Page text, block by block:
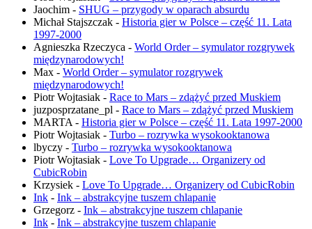
Jaochim - SHUG – przygody w oparach absurdu
Michał Stajszczak - Historia gier w Polsce – część 11. Lata
1997-2000
Agnieszka Rzeczyca - World Order – symulator rozgrywek
międzynarodowych!
Max - World Order – symulator rozgrywek
międzynarodowych!
Piotr Wojtasiak - Race to Mars – zdążyć przed Muskiem
juzposprzatane_pl - Race to Mars – zdążyć przed Muskiem
MARTA - Historia gier w Polsce – część 11. Lata 1997-2000
Piotr Wojtasiak - Turbo – rozrywka wysokooktanowa
lbyczy - Turbo – rozrywka wysokooktanowa
Piotr Wojtasiak - Love To Upgrade… Organizery od
CubicRobin
Krzysiek - Love To Upgrade… Organizery od CubicRobin
Ink - Ink – abstrakcyjne tuszem chlapanie
Grzegorz - Ink – abstrakcyjne tuszem chlapanie
Ink - Ink – abstrakcyjne tuszem chlapanie